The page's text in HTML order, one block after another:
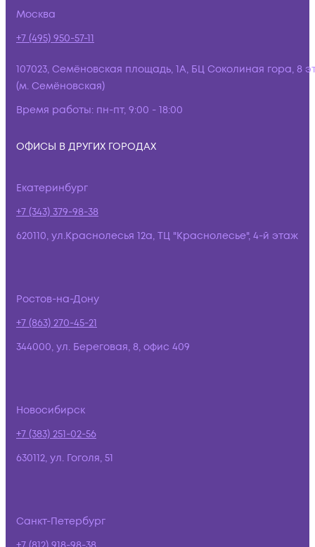
Москва
+7 (495) 950-57-11
107023, Семёновская площадь, 1А, БЦ Соколиная гора, 8
(м. Семёновская)
Время работы: пн-пт, 9:00 - 18:00
ОФИСЫ В ДРУГИХ ГОРОДАХ
Екатеринбург
+7 (343) 379-98-38
620110, ул.Краснолесья 12а, ТЦ "Краснолесье", 4-й этаж
Ростов-на-Дону
+7 (863) 270-45-21
344000, ул. Береговая, 8, офис 409
Новосибирск
+7 (383) 251-02-56
630112, ул. Гоголя, 51
Санкт-Петербург